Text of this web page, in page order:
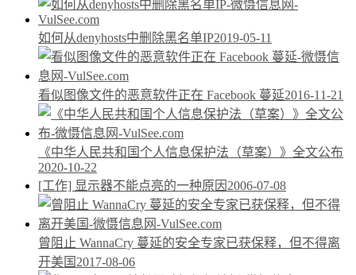
如何从denyhosts中删除黑名单IP2019-05-11
看似图像文件的恶意软件正在 Facebook 蔓延2016-11-21
《中华人民共和国个人信息保护法（草案）》全文公布
2020-10-22
[工作] 显示器不能点亮的一种原因 2006-07-08
曾阻止 WannaCry 蔓延的安全专家已获保释，但不得离
开美国 2017-08-06